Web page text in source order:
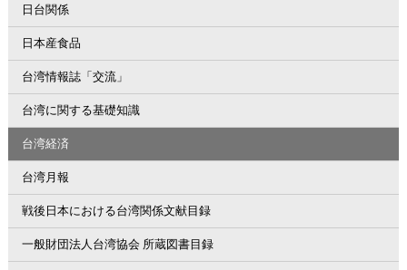
日台関係
日本産食品
台湾情報誌「交流」
台湾に関する基礎知識
台湾経済
台湾月報
戦後日本における台湾関係文献目録
一般財団法人台湾協会 所蔵図書目録